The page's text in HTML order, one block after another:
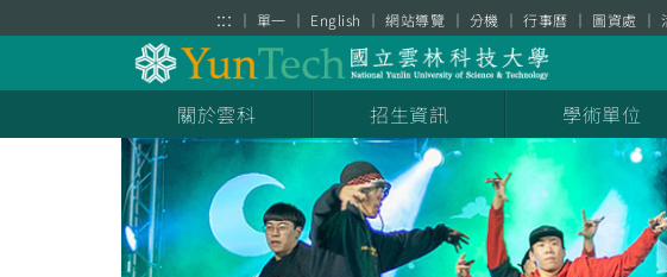
::: 單一 English 網站導覽 分機 行事曆 圖資處
關於雲科 招生資訊 學術單位